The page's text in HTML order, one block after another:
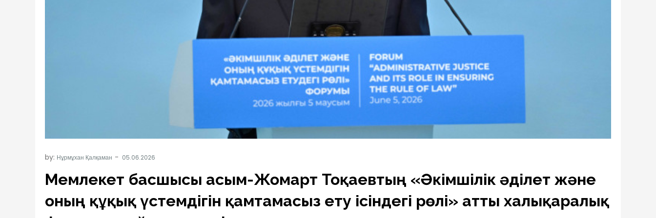
by: Нұрмұхан Қалқаман
Мемлекет басшысы Қасым-Жомарт Тоқаевтың «Әкімшілік әділет және
оның құқық үстемдігін қамтамасыз ету ісіндегі рөлі» атты халықаралық